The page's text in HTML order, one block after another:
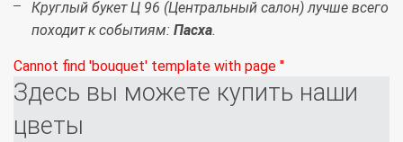
Круглый букет Ц 96 (Центральный салон) лучше всего
походит к событиям: Пасха.
Cannot find 'bouquet' template with page ''
Здесь вы можете купить наши
цветы